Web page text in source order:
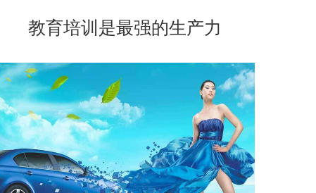
教育培训是最强的生产力